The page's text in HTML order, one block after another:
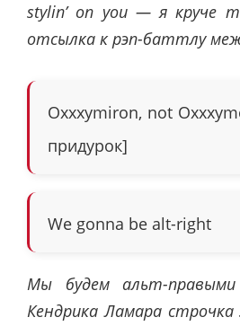
stylin’ on you — я круче
отсылка к рэп-баттлу
Oxxxymiron, not
придурок]
We gonna be alt-right
Мы будем альт-
Кендрика Ламара строчка